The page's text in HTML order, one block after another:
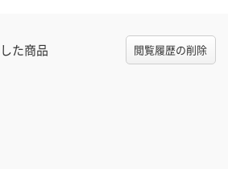
た商品 閲覧履歴の削除